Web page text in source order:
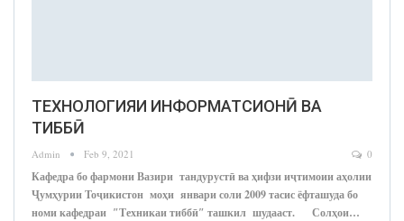
ТЕХНОЛОГИЯИ ИНФОРМАТСИОНӢ ВА
ТИББӢ
Admin Feb 9, 2021 0
Кафедра бо фармони Вазири тандурустӣ ва ҳифзи иҷтимоии аҳолии
Ҷумҳурии Тоҷикистон моҳи январи соли 2009 тасис ёфташуда бо
номи кафедраи ″Техникаи тиббӣ″ ташкил шудааст. Солҳои…